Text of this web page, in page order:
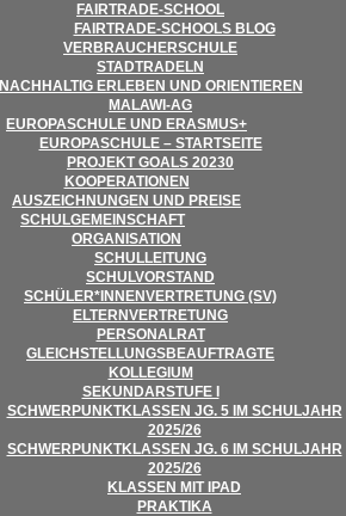
FAIR­­TRADE-SCHOOL
FAIR­TRADE-SCHOOLS BLOG
VER­BRAU­CHER­SCHULE
STADT­RA­DELN
NACH­HAL­TIG ERLE­BEN UND ORIENTIEREN
MALAWI-AG
EURO­PA­SCHULE UND ERASMUS+
EURO­PA­SCHULE – STARTSEITE
PRO­JEKT GOALS 20230
KOOPE­RA­TIO­NEN
AUS­ZEICH­NUN­GEN UND PREISE
SCHUL­GE­MEIN­SCHAFT
ORGA­NI­SA­TION
SCHUL­LEI­TUNG
SCHUL­VOR­STAND
SCHÜLER*INNENVERTRETUNG (SV)
ELTERN­VER­TRE­TUNG
PER­SO­NAL­RAT
GLEICH­STEL­LUNGS­BE­AUF­TRAGTE
KOL­LE­GIUM
SEKUN­DAR­STUFE I
SCHWER­PUNKT­KLAS­SEN JG. 5 IM SCHUL­JAHR
2025/​​26
SCHWER­PUNKT­KLAS­SEN JG. 6 IM SCHUL­JAHR
2025/​​26
KLAS­SEN MIT IPAD
PRAK­TIKA